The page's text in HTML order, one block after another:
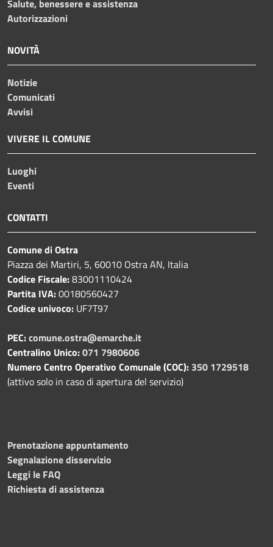
Salute, benessere e assistenza
Autorizzazioni
NOVITÀ
Notizie
Comunicati
Avvisi
VIVERE IL COMUNE
Luoghi
Eventi
CONTATTI
Comune di Ostra
Piazza dei Martiri, 5, 60010 Ostra AN, Italia
Codice Fiscale:83001110424
Partita IVA:00180560427
Codice univoco: UF7T97
PEC:comune.ostra@emarche.it
Centralino Unico:071 7980606
Numero Centro Operativo Comunale (COC): 350 1729518
(attivo solo in caso di apertura del servizio)
Prenotazione appuntamento
Segnalazione disservizio
Leggi le FAQ
Richiesta di assistenza